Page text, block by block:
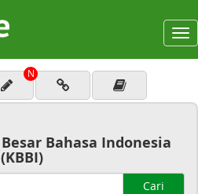
N
Bahasa Indonesia
(KBBI)
Cari